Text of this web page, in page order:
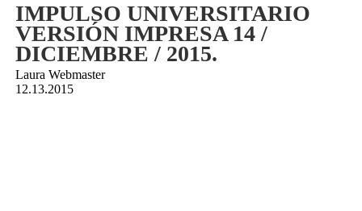
IMPULSO UNIVERSITARIO
VERSIÓN IMPRESA 14 /
DICIEMBRE / 2015.
Laura Webmaster
12.13.2015